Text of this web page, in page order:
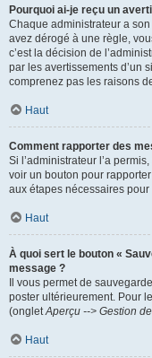
Pourquoi ai-je reçu un
Chaque administrateur a
avez dérogé à une règle,
c’est la décision de
par les avertissements d’un
comprenez pas les raisons
Haut
Comment rapporter des
Si l’administrateur l’a
voir un bouton pour
aux étapes nécessaires pour
Haut
À quoi sert le bouton «
message ?
Il vous permet de
poster ultérieurement. Pour
(ongletAperçu --> Gestion
Haut